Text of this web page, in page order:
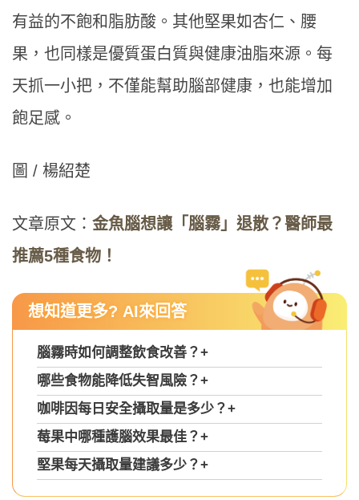
有益的不飽和脂肪酸。其他堅果如杏仁、腰
果，也同樣是優質蛋白質與健康油脂來源。每
天抓一小把，不僅能幫助腦部健康，也能增加
飽足感。
圖 / 楊紹楚
文章原文： 金魚腦想讓「腦霧」退散？醫師最
推薦5種食物！
想知道更多? AI來回答
腦霧時如何調整飲食改善？+
哪些食物能降低失智風險？+
咖啡因每日安全攝取量是多少？+
莓果中哪種護腦效果最佳？+
堅果每天攝取量建議多少？+